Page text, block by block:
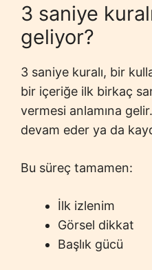
3 saniye
geliyor?
3 saniye kuralı, bir
bir içeriğe ilk birkaç
vermesi anlamına
devam eder ya da
Bu süreç tamamen:
İlk izlenim
Görsel dikkat
Başlık gücü